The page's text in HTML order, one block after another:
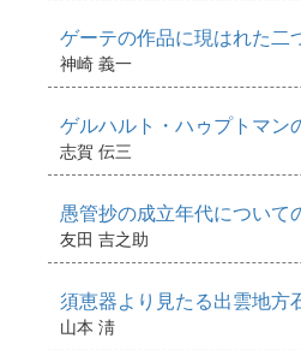
ゲーテの作品に現はれた二
神崎 義一
ゲルハルト・ハゥプトマン
志賀 伝三
愚管抄の成立年代について
友田 吉之助
須恵器より見たる出雲地方
山本 淸